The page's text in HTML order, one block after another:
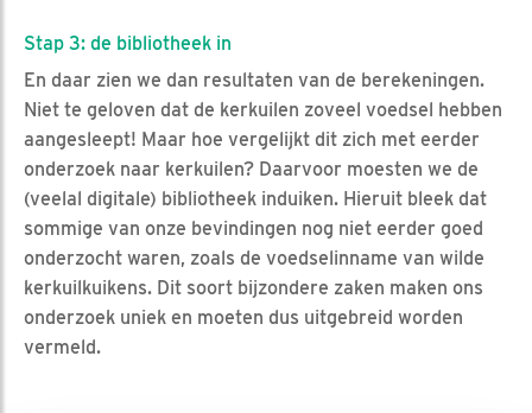
Stap 3: de bibliotheek in
En daar zien we dan resultaten van de berekeningen.
Niet te geloven dat de kerkuilen zoveel voedsel hebben
aangesleept! Maar hoe vergelijkt dit zich met eerder
onderzoek naar kerkuilen? Daarvoor moesten we de
(veelal digitale) bibliotheek induiken. Hieruit bleek dat
sommige van onze bevindingen nog niet eerder goed
onderzocht waren, zoals de voedselinname van wilde
kerkuilkuikens. Dit soort bijzondere zaken maken ons
onderzoek uniek en moeten dus uitgebreid worden
vermeld.